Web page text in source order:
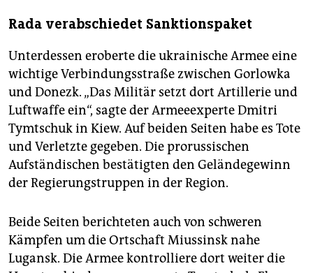
Rada verabschiedet Sanktionspaket
Unterdessen eroberte die ukrainische Armee eine
wichtige Verbindungsstraße zwischen Gorlowka
und Donezk. „Das Militär setzt dort Artillerie und
Luftwaffe ein“, sagte der Armeeexperte Dmitri
Tymtschuk in Kiew. Auf beiden Seiten habe es Tote
und Verletzte gegeben. Die prorussischen
Aufständischen bestätigten den Geländegewinn
der Regierungstruppen in der Region.
Beide Seiten berichteten auch von schweren
Kämpfen um die Ortschaft Miussinsk nahe
Lugansk. Die Armee kontrolliere dort weiter die